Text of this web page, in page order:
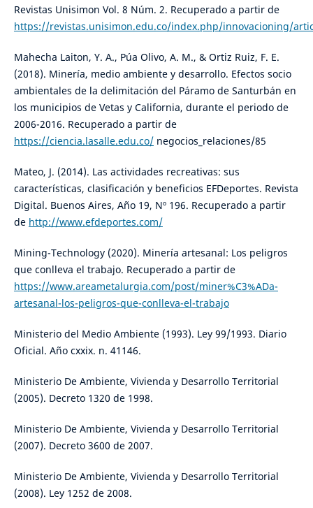
Revistas Unisimon Vol. 8 Núm. 2. Recuperado a partir de
https://revistas.unisimon.edu.co/index.php/innovacioning/
Mahecha Laiton, Y. A., Púa Olivo, A. M., & Ortiz Ruiz, F. E.
(2018). Minería, medio ambiente y desarrollo. Efectos socio
ambientales de la delimitación del Páramo de Santurbán en
los municipios de Vetas y California, durante el periodo de
2006-2016. Recuperado a partir de
https://ciencia.lasalle.edu.co/negocios_relaciones/85
Mateo, J. (2014). Las actividades recreativas: sus
características, clasificación y beneficios EFDeportes. Revista
Digital. Buenos Aires, Año 19, Nº 196. Recuperado a partir
de http://www.efdeportes.com/
Mining-Technology (2020). Minería artesanal: Los peligros
que conlleva el trabajo. Recuperado a partir de
https://www.areametalurgia.com/post/miner%C3%ADa-
artesanal-los-peligros-que-conlleva-el-trabajo
Ministerio del Medio Ambiente (1993). Ley 99/1993. Diario
Oficial. Año cxxix. n. 41146.
Ministerio De Ambiente, Vivienda y Desarrollo Territorial
(2005). Decreto 1320 de 1998.
Ministerio De Ambiente, Vivienda y Desarrollo Territorial
(2007). Decreto 3600 de 2007.
Ministerio De Ambiente, Vivienda y Desarrollo Territorial
(2008). Ley 1252 de 2008.